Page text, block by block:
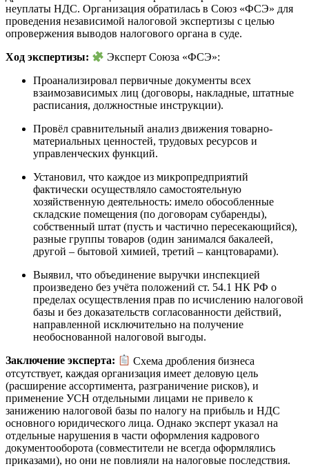
неуплаты НДС. Организация обратилась в Союз «ФСЭ» для
проведения независимой налоговой экспертизы с целью
опровержения выводов налогового органа в суде.
Ход экспертизы:
Эксперт Союза «ФСЭ»:
Проанализировал первичные документы всех
взаимозависимых лиц (договоры, накладные, штатные
расписания, должностные инструкции).
Провёл сравнительный анализ движения товарно-
материальных ценностей, трудовых ресурсов и
управленческих функций.
Установил, что каждое из микропредприятий
фактически осуществляло самостоятельную
хозяйственную деятельность: имело обособленные
складские помещения (по договорам субаренды),
собственный штат (пусть и частично пересекающийся),
разные группы товаров (один занимался бакалеей,
другой – бытовой химией, третий – канцтоварами).
Выявил, что объединение выручки инспекцией
произведено без учёта положений ст. 54.1 НК РФ о
пределах осуществления прав по исчислению налоговой
базы и без доказательств согласованности действий,
направленной исключительно на получение
необоснованной налоговой выгоды.
Заключение эксперта:
Схема дробления бизнеса
отсутствует, каждая организация имеет деловую цель
(расширение ассортимента, разграничение рисков), и
применение УСН отдельными лицами не привело к
занижению налоговой базы по налогу на прибыль и НДС
основного юридического лица. Однако эксперт указал на
отдельные нарушения в части оформления кадрового
документооборота (совместители не всегда оформлялись
приказами), но они не повлияли на налоговые последствия.